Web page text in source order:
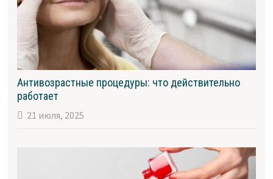
Антивозрастные процедуры: что действительно
работает
21 июля, 2025